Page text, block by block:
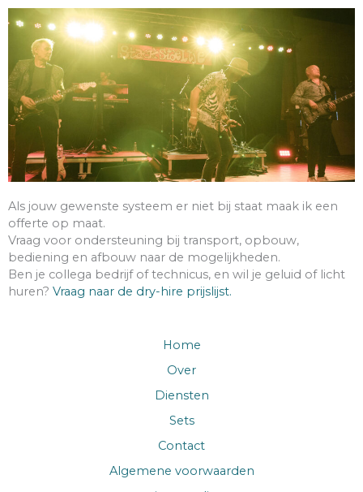
Als jouw gewenste systeem er niet bij staat maak ik een
offerte op maat.
Vraag voor ondersteuning bij transport, opbouw,
bediening en afbouw naar de mogelijkheden.
Ben je collega bedrijf of technicus, en wil je geluid of licht
huren? Vraag naar de dry-hire prijslijst.
Home
Over
Diensten
Sets
Contact
Algemene voorwaarden